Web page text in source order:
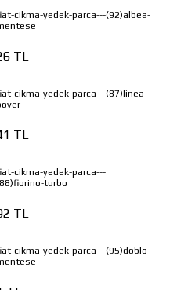
cikma-yedek-parca---(92)albea-
TL
cikma-yedek-parca---(87)linea-
TL
cikma-yedek-parca---
turbo
TL
cikma-yedek-parca---(95)doblo-